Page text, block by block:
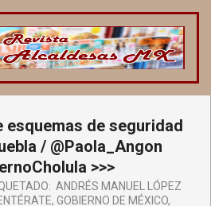
de seguridad
/ @Paola_Angon
>>>
ANDRÉS MANUEL LÓPEZ
, GOBIERNO DE MÉXICO,